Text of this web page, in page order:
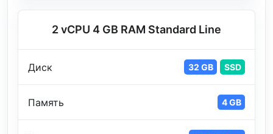
2 vCPU 4 GB RAM Standard Line
Диск 32 GB SSD
Память 4 GB